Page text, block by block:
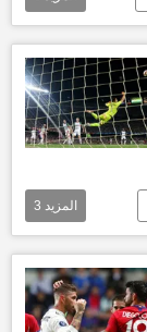
المزيد 3